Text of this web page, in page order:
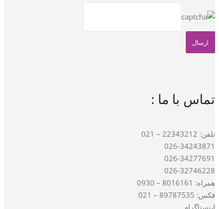
تماس با ما :
تلفن: 22343212 – 021
026-34243871
026-34277691
026-32746228
همراه: 8016161 – 0930
فکس: 89787535 – 021